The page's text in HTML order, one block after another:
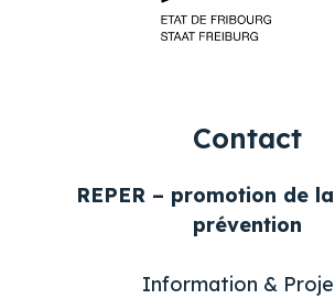
Contact
REPER – promotion de
prévention
Information &